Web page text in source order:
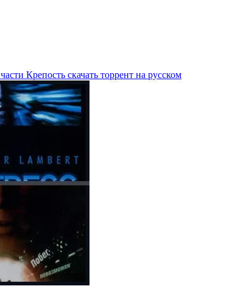
Крепость скачать торрент на русском